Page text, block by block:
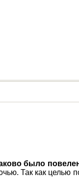
было
Так как целью